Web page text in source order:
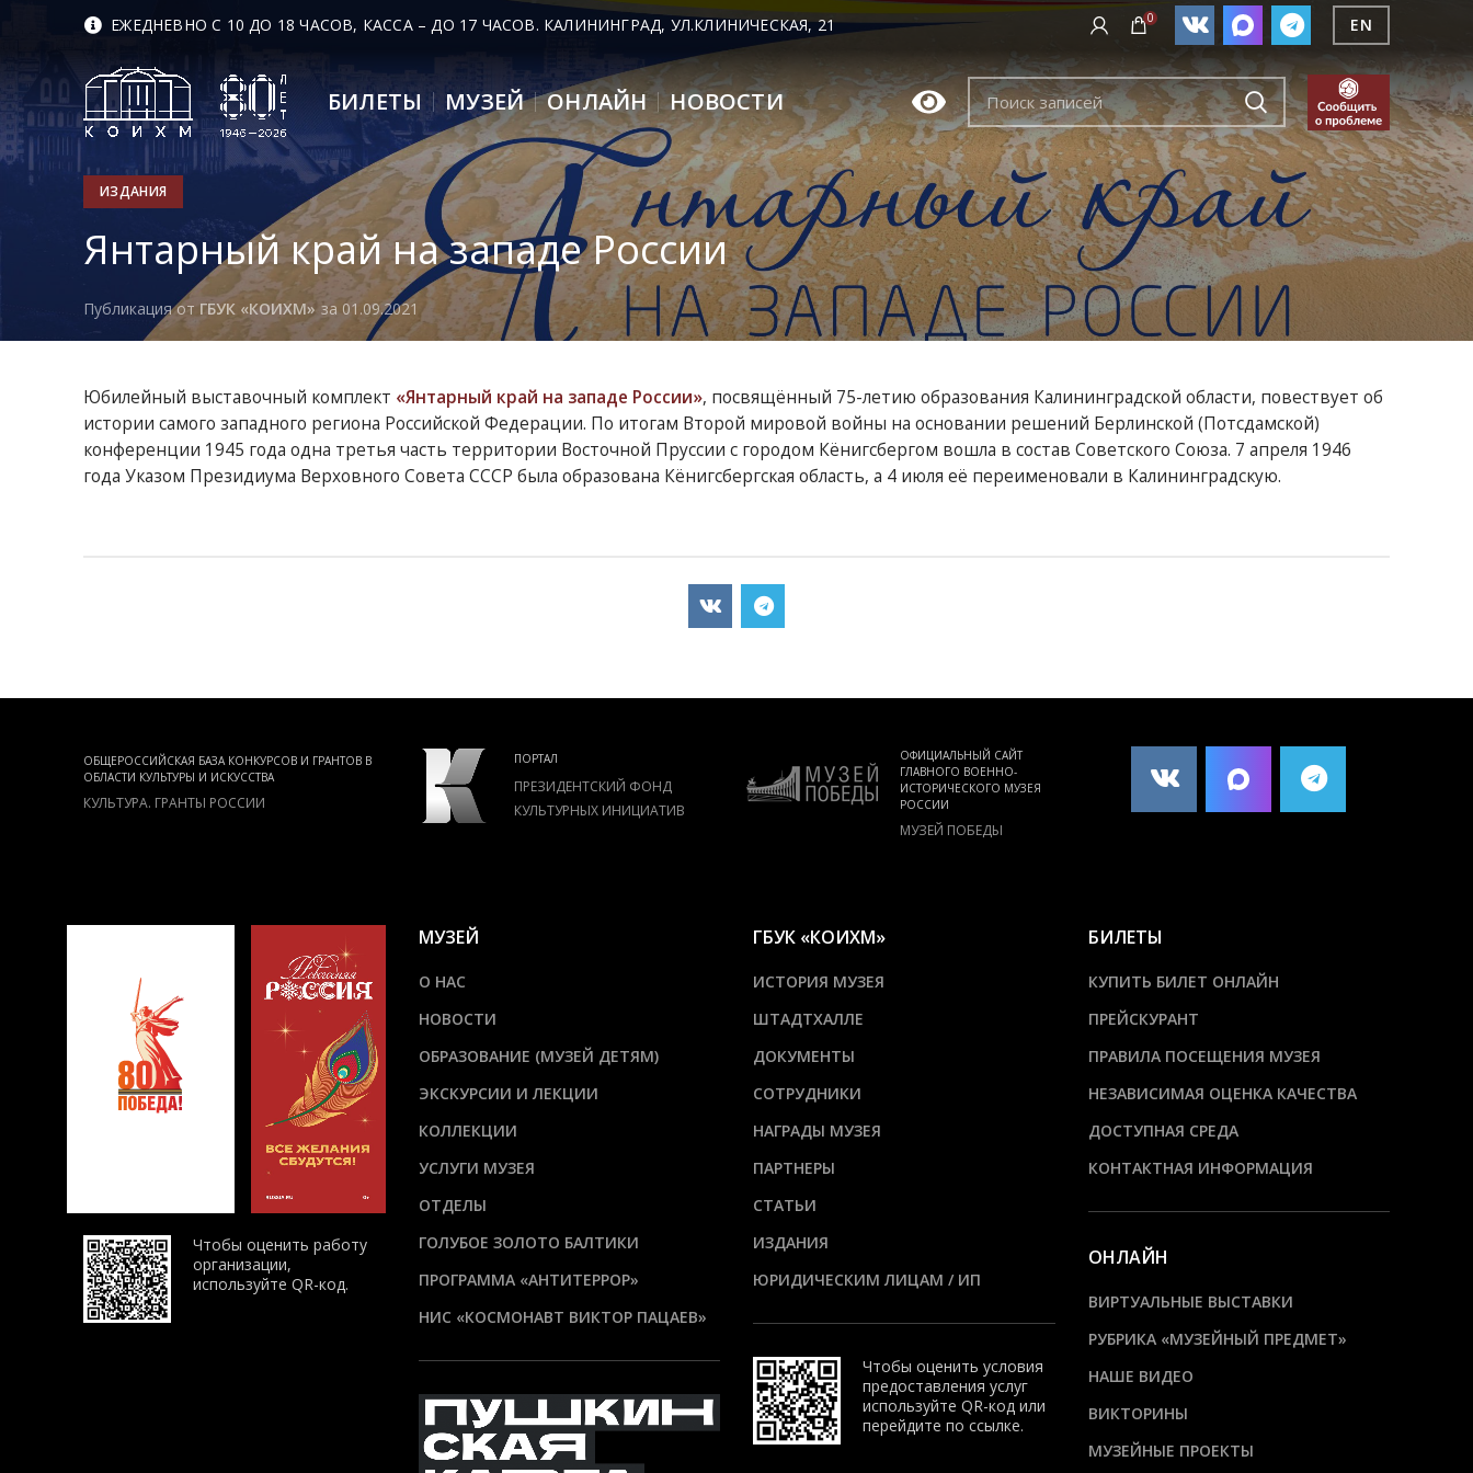
ЕЖЕДНЕВНО С 10 ДО 18 ЧАСОВ, КАССА – ДО 17 ЧАСОВ. КАЛИНИНГРАД, УЛ.КЛИНИЧЕСКАЯ, 21 0 EN
БИЛЕТЫ МУЗЕЙ ОНЛАЙН НОВОСТИ
ИЗДАНИЯ
Янтарный край на западе России
Публикация отГБУК «КОИХМ» за 01.09.2021
Юбилейный выставочный комплект «Янтарный край на западе России», посвящённый 75-летию образования Калининградской области, повествует об
истории самого западного региона Российской Федерации. По итогам Второй мировой войны на основании решений Берлинской (Потсдамской)
конференции 1945 года одна третья часть территории Восточной Пруссии с городом Кёнигсбергом вошла в состав Советского Союза. 7 апреля 1946
года Указом Президиума Верховного Совета СССР была образована Кёнигсбергская область, а 4 июля её переименовали в Калининградскую.
ОБЩЕРОССИЙСКАЯ БАЗА КОНКУРСОВ И ГРАНТОВ В
ОБЛАСТИ КУЛЬТУРЫ И ИСКУССТВА
КУЛЬТУРА. ГРАНТЫ РОССИИ
ПОРТАЛ
ПРЕЗИДЕНТСКИЙ ФОНД
КУЛЬТУРНЫХ ИНИЦИАТИВ
ОФИЦИАЛЬНЫЙ САЙТ
ГЛАВНОГО ВОЕННО-
ИСТОРИЧЕСКОГО МУЗЕЯ
РОССИИ
МУЗЕЙ ПОБЕДЫ
НАСЛЕДИЯ, ТРАДИЦИЙ
НАРОДОВ РОССИИ
КУЛЬТУРА.РФ
Чтобы оценить работу
организации,
используйте QR-код.
МУЗЕЙ
О НАС
НОВОСТИ
ОБРАЗОВАНИЕ (МУЗЕЙ ДЕТЯМ)
ЭКСКУРСИИ И ЛЕКЦИИ
КОЛЛЕКЦИИ
УСЛУГИ МУЗЕЯ
ОТДЕЛЫ
ГОЛУБОЕ ЗОЛОТО БАЛТИКИ
ПРОГРАММА «АНТИТЕРРОР»
НИС «КОСМОНАВТ ВИКТОР ПАЦАЕВ»
ГБУК «КОИХМ»
ИСТОРИЯ МУЗЕЯ
ШТАДТХАЛЛЕ
ДОКУМЕНТЫ
СОТРУДНИКИ
НАГРАДЫ МУЗЕЯ
ПАРТНЕРЫ
СТАТЬИ
ИЗДАНИЯ
ЮРИДИЧЕСКИМ ЛИЦАМ / ИП
Чтобы оценить условия
предоставления услуг
используйте QR-код или
перейдите по ссылке.
БИЛЕТЫ
КУПИТЬ БИЛЕТ ОНЛАЙН
ПРЕЙСКУРАНТ
ПРАВИЛА ПОСЕЩЕНИЯ МУЗЕЯ
НЕЗАВИСИМАЯ ОЦЕНКА КАЧЕСТВА
ДОСТУПНАЯ СРЕДА
КОНТАКТНАЯ ИНФОРМАЦИЯ
ОНЛАЙН
ВИРТУАЛЬНЫЕ ВЫСТАВКИ
РУБРИКА «МУЗЕЙНЫЙ ПРЕДМЕТ»
НАШЕ ВИДЕО
ВИКТОРИНЫ
МУЗЕЙНЫЕ ПРОЕКТЫ